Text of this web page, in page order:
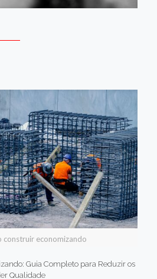
construir economizando
Guia Completo para Reduzir os
Qualidade